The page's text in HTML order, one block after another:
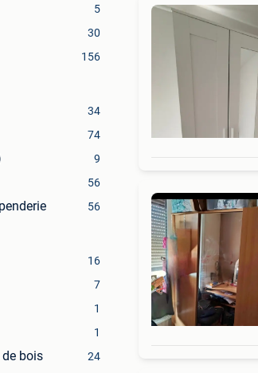
5
30
156
34
74
9
56
56
16
7
1
1
bois 24